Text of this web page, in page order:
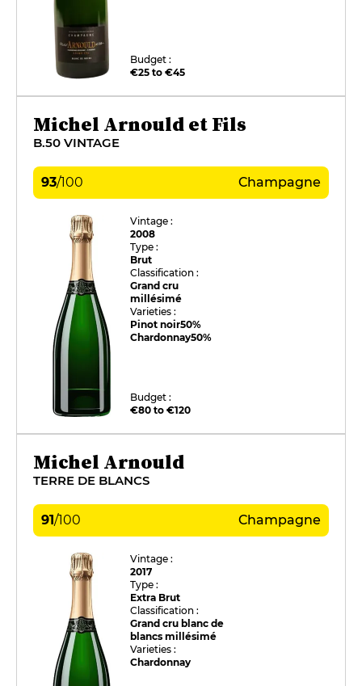
Budget :
€25 to €45
Michel Arnould et Fils
B.50 VINTAGE
93/100 Champagne
Vintage :
2008
Type :
Brut
Classification :
Grand cru
millésimé
Varieties :
Pinot noir50%
Chardonnay50%
Budget :
€80 to €120
Michel Arnould
TERRE DE BLANCS
91/100 Champagne
Vintage :
2017
Type :
Extra Brut
Classification :
Grand cru blanc de
blancs millésimé
Varieties :
Chardonnay